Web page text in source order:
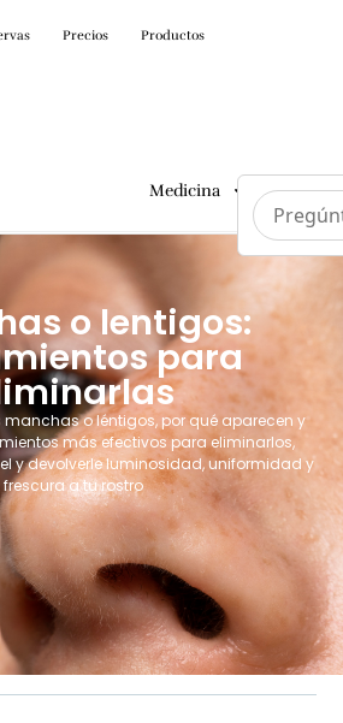
Precios Productos
Medicina Cirugías
o lentigos:
para
manchas o léntigos, por qué aparecen y
más efectivos para eliminarlos,
y devolverle luminosidad, uniformidad y
frescura a tu rostro